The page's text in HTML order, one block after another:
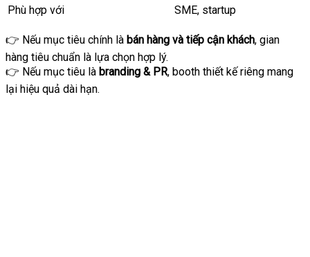
Phù hợp với
SME, startup
👉 Nếu mục tiêu chính là bán hàng và tiếp cận khách, gian
hàng tiêu chuẩn là lựa chọn hợp lý.
👉 Nếu mục tiêu là branding & PR, booth thiết kế riêng mang
lại hiệu quả dài hạn.